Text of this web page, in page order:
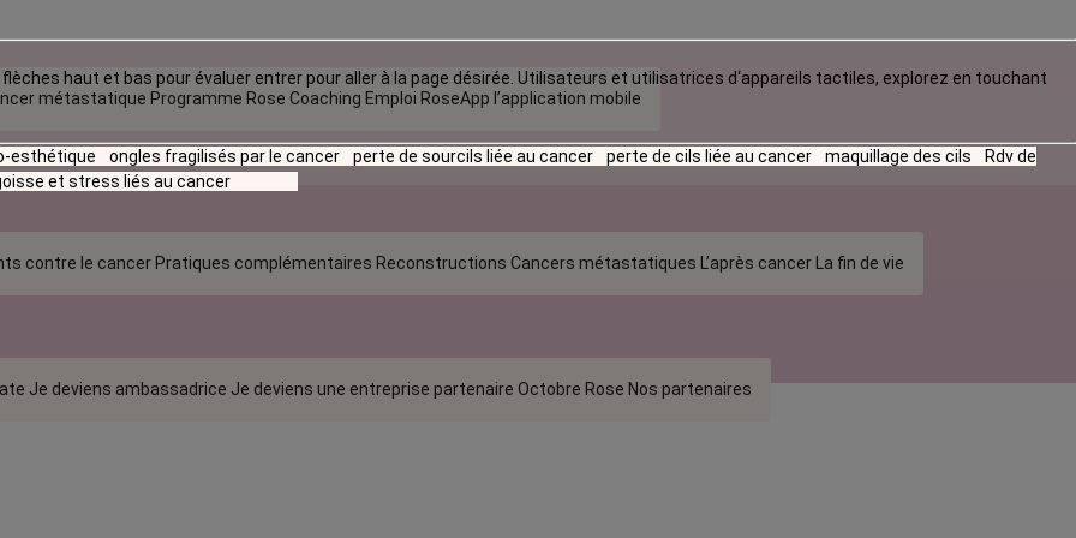
métastatique Programme Rose Coaching Emploi RoseApp l’application mobile
contre le cancer Pratiques complémentaires Reconstructions Cancers métastatiques L’après cancer La fin de vie
Je deviens ambassadrice Je deviens une entreprise partenaire Octobre Rose Nos partenaires
haut et bas pour évaluer entrer pour aller à la page désirée. Utilisateurs et utilisatrices d‘appareils tactiles, explorez en touchant
esthétique ongles fragilisés par le cancer perte de sourcils liée au cancer perte de cils liée au cancer maquillage des cils
Rdv de
et stress liés au cancer